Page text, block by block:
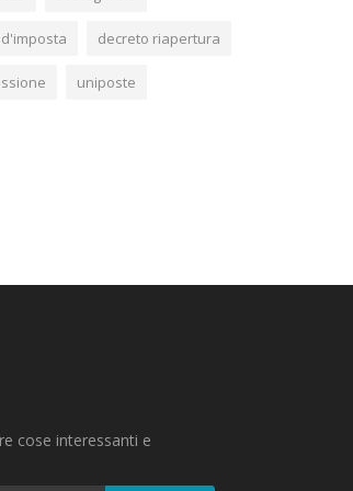
decreto riapertura
uniposte
cose interessanti e